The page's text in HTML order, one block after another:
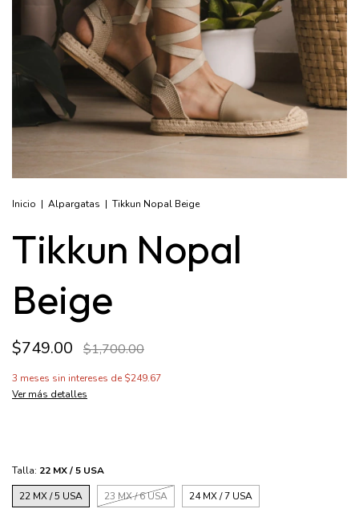
Inicio | Alpargatas | Tikkun Nopal Beige
Tikkun Nopal
Beige
$749.00 $1,700.00
3 meses sin intereses de $249.67
Ver más detalles
Talla: 22 MX / 5 USA
22 MX / 5 USA
23 MX / 6 USA 24 MX / 7 USA